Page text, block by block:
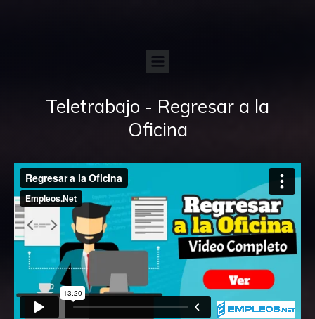
Teletrabajo - Regresar a la
Oficina